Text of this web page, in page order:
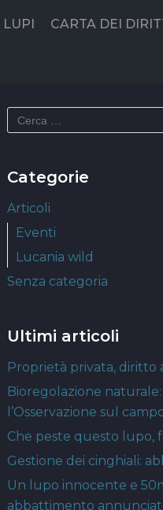
LUPI CARTA DEI
Categorie
Articoli
Eventi
Lucania wild
Senza categoria
Ultimi articoli
Proprietà privata, diritto
Bioregolazione
l’Osservazione sul
Che peste questo lupo,
Gestione dei cinghiali:
Un lupo innocente e
abbattimento